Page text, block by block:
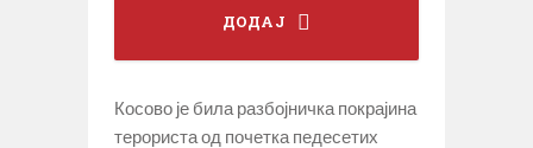
ДОДАЈ
Косово је била разбојничка покрајина
терориста од почетка педесетих